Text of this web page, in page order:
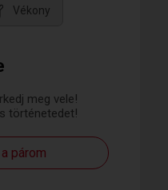
meg vele!
történetedet!
párom
Vékony